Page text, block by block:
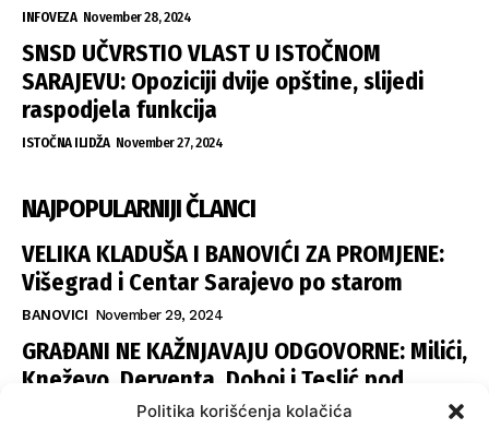
Politika korišćenja kolačića
INFOVEZA November 28, 2024
SNSD UČVRSTIO VLAST U ISTOČNOM
SARAJEVU: Opoziciji dvije opštine, slijedi
raspodjela funkcija
ISTOČNA ILIDŽA November 27, 2024
NAJPOPULARNIJI ČLANCI
VELIKA KLADUŠA I BANOVIĆI ZA PROMJENE:
Višegrad i Centar Sarajevo po starom
BANOVICI November 29, 2024
GRAĐANI NE KAŽNJAVAJU ODGOVORNE: Milići,
Kneževo, Derventa, Doboj i Teslić pod
šapom istih stranaka